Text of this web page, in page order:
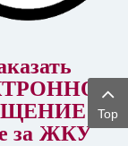
об
за ЖКУ
Top